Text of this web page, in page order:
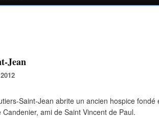
Jean
Saint-Jean abrite un ancien hospice
ami de Saint Vincent de Paul.